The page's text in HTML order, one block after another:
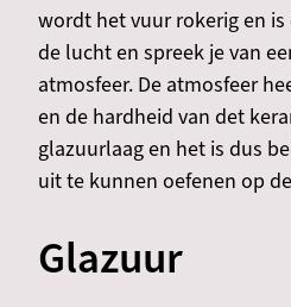
wordt het vuur rokerig en
de lucht en spreek je van
atmosfeer. De atmosfeer
en de hardheid van det
glazuurlaag en het is dus
uit te kunnen oefenen op
Glazuur